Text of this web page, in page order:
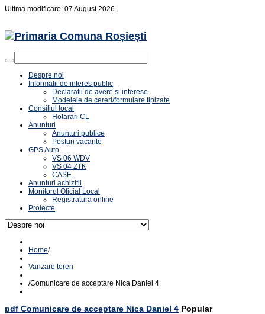
Ultima modificare: 07 August 2026.
Despre noi
Informatii de interes public
Declaratii de avere si interese
Modelele de cereri/formulare tipizate
Consiliul local
Hotarari CL
Anunturi
Anunturi publice
Posturi vacante
GPS Auto
VS 06 WDV
VS 04 ZTK
CASE
Anunturi achizitii
Monitorul Oficial Local
Registratura online
Proiecte
Home/
Vanzare teren
/Comunicare de acceptare Nica Daniel 4
pdf Comunicare de acceptare Nica Daniel 4 Popular